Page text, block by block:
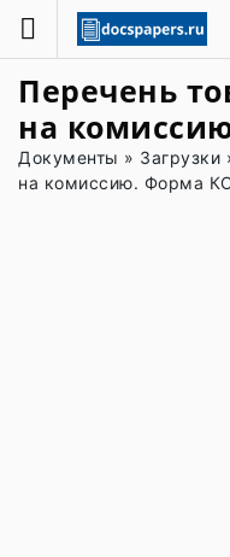
Перечень
на
Документы » Загрузки
на комиссию. Форма